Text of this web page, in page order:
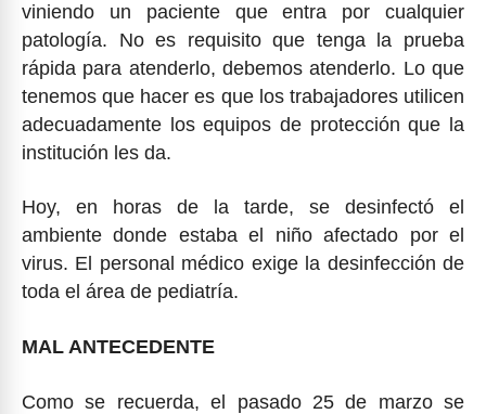
viniendo un paciente que entra por cualquier
patología. No es requisito que tenga la prueba
rápida para atenderlo, debemos atenderlo. Lo que
tenemos que hacer es que los trabajadores utilicen
adecuadamente los equipos de protección que la
institución les da.
Hoy, en horas de la tarde, se desinfectó el
ambiente donde estaba el niño afectado por el
virus. El personal médico exige la desinfección de
toda el área de pediatría.
MAL ANTECEDENTE
Como se recuerda, el pasado 25 de marzo se